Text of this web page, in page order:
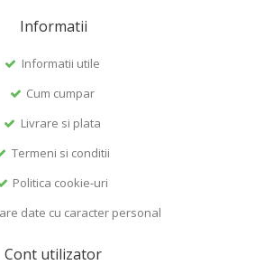
Informatii
Informatii utile
Cum cumpar
Livrare si plata
Termeni si conditii
Politica cookie-uri
date cu caracter personal
Cont utilizator